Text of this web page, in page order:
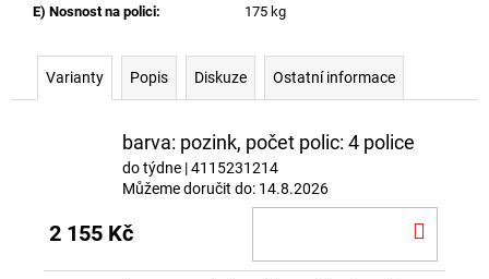
E) Nosnost na polici: 175 kg
Varianty Popis Diskuze Ostatní informace
barva: pozink, počet polic: 4 police
do týdne | 4115231214
Můžeme doručit do: 14.8.2026
2 155 Kč